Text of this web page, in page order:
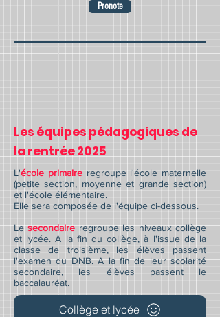
Pronote
Les équipes pédagogiques de
la rentrée 2025
L'école primaireregroupe l'école maternelle
(petite section, moyenne et grande section)
et l'école élémentaire.
Elle sera composée de l'équipe ci-dessous.
Lesecondaireregroupe les niveaux collège
et lycée. A la fin du collège, à l'issue de la
classe de troisième, les élèves passent
l'examen du DNB. A la fin de leur scolarité
secondaire, les élèves passent le
baccalauréat.
Collège et lycée